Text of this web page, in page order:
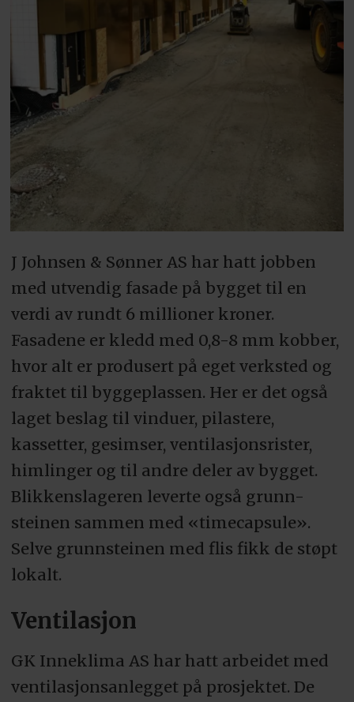
J Johnsen & Sønner AS har hatt jobben
med utvendig fasade på bygget til en
verdi av rundt 6 millioner kroner.
Fasadene er kledd med 0,8-8 mm kobber,
hvor alt er produsert på eget verksted og
fraktet til byggeplassen. Her er det også
laget beslag til vinduer, pilastere,
kassetter, gesimser, ventilasjonsrister,
himlinger og til andre deler av bygget.
Blikkenslageren leverte også grunn-
steinen sammen med «timecapsule».
Selve grunnsteinen med flis fikk de støpt
lokalt.
Ventilasjon
GK Inneklima AS har hatt arbeidet med
ventilasjonsanlegget på prosjektet. De